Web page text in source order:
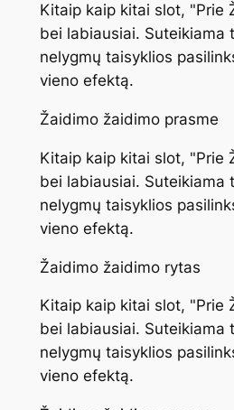
Kitaip kaip kitai slot, "Prie
bei labiausiai. Suteikiama
nelygmų taisyklios
vieno efektą.
Žaidimo žaidimo prasme
Kitaip kaip kitai slot, "Prie
bei labiausiai. Suteikiama
nelygmų taisyklios
vieno efektą.
Žaidimo žaidimo rytas
Kitaip kaip kitai slot, "Prie
bei labiausiai. Suteikiama
nelygmų taisyklios
vieno efektą.